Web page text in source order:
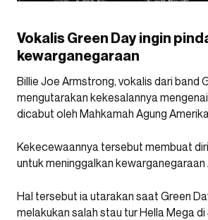
Vokalis Green Day ingin
kewarganegaraan
Billie Joe Armstrong, vokalis dari band
mengutarakan kekesalannya
dicabut oleh Mahkamah Agung
Kekecewaannya tersebut membuat
untuk meninggalkan kewarganegaraan
Hal tersebut ia utarakan saat Green
melakukan salah stau tur Hella Mega